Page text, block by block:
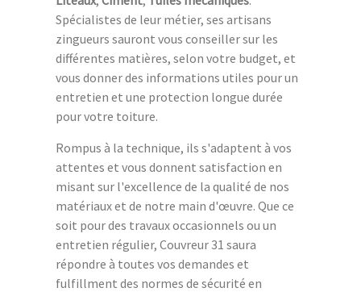
Spécialistes de leur métier, ses artisans
zingueurs sauront vous conseiller sur les
différentes matières, selon votre budget, et
vous donner des informations utiles pour un
entretien et une protection longue durée
pour votre toiture.
Rompus à la technique, ils s'adaptent à vos
attentes et vous donnent satisfaction en
misant sur l'excellence de la qualité de nos
matériaux et de notre main d'œuvre. Que ce
soit pour des travaux occasionnels ou un
entretien régulier, Couvreur 31 saura
répondre à toutes vos demandes et
fulfillment des normes de sécurité en